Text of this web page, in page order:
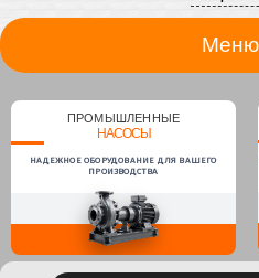
Меню
ПРОМЫШЛЕННЫЕ
НАСОСЫ
НАДЕЖНОЕ ОБОРУДОВАНИЕ ДЛЯ ВАШЕГО
ПРОИЗВОДСТВА